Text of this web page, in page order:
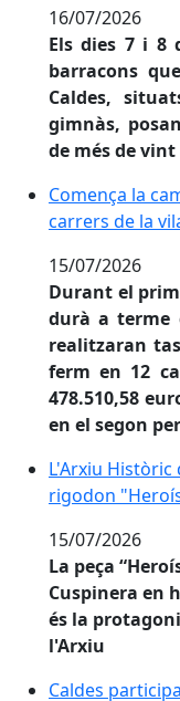
16/07/2026
Els dies 7 i 8
barracons
Caldes,
gimnàs,
de més de
Comença la
Comença la
carrers de la
15/07/2026
Durant el
durà a terme
realitzaran
ferm en 12
478.510,58
en el segon
L'Arxiu
L'Arxiu
rigodon
15/07/2026
La peça
Cuspinera en
és la
l'Arxiu
Caldes
Caldes